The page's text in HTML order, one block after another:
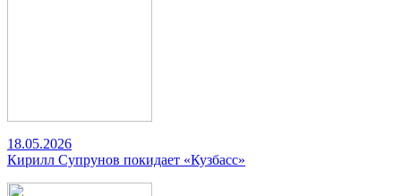
18.05.2026
Кирилл Супрунов покидает «Кузбасс»